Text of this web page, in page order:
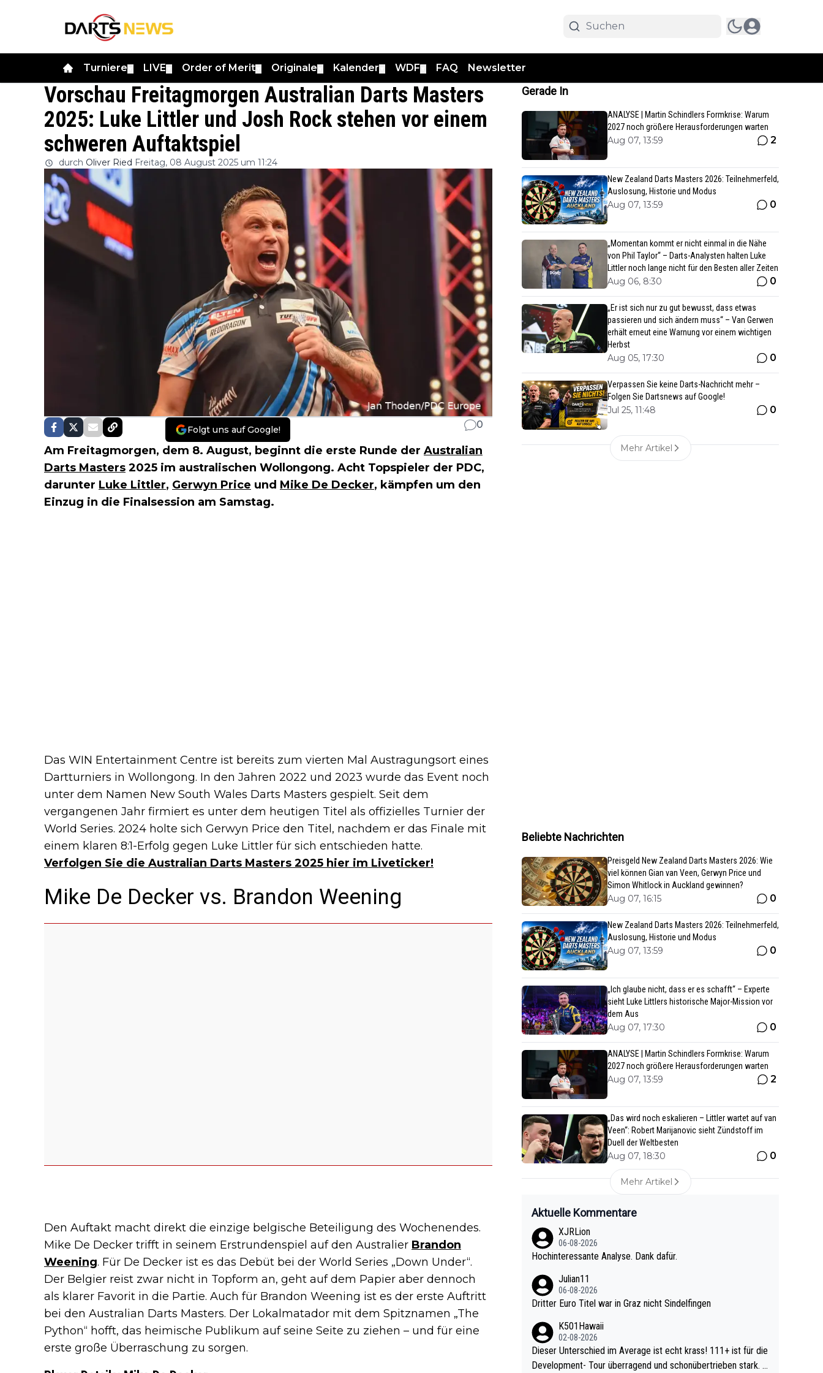
Turniere LIVE Order of Merit Originale Kalender WDF FAQ Newsletter
Vorschau Freitagmorgen Australian Darts Masters
2025: Luke Littler und Josh Rock stehen vor einem
schweren Auftaktspiel
durch Oliver Ried Freitag, 08 August 2025 um 11:24
Folgt uns auf Google! 0
Am Freitagmorgen, dem 8. August, beginnt die erste Runde der Australian
Darts Masters 2025 im australischen Wollongong. Acht Topspieler der PDC,
darunter Luke Littler, Gerwyn Price und Mike De Decker, kämpfen um den
Einzug in die Finalsession am Samstag.
Das WIN Entertainment Centre ist bereits zum vierten Mal Austragungsort eines
Dartturniers in Wollongong. In den Jahren 2022 und 2023 wurde das Event noch
unter dem Namen New South Wales Darts Masters gespielt. Seit dem
vergangenen Jahr firmiert es unter dem heutigen Titel als offizielles Turnier der
World Series. 2024 holte sich Gerwyn Price den Titel, nachdem er das Finale mit
einem klaren 8:1-Erfolg gegen Luke Littler für sich entschieden hatte.
Verfolgen Sie die Australian Darts Masters 2025 hier im Liveticker!
Mike De Decker vs. Brandon Weening
Den Auftakt macht direkt die einzige belgische Beteiligung des Wochenendes.
Mike De Decker trifft in seinem Erstrundenspiel auf den Australier Brandon
Weening. Für De Decker ist es das Debüt bei der World Series „Down Under“.
Der Belgier reist zwar nicht in Topform an, geht auf dem Papier aber dennoch
als klarer Favorit in die Partie. Auch für Brandon Weening ist es der erste Auftritt
bei den Australian Darts Masters. Der Lokalmatador mit dem Spitznamen „The
Python“ hofft, das heimische Publikum auf seine Seite zu ziehen – und für eine
erste große Überraschung zu sorgen.
Gerade In
ANALYSE | Martin Schindlers Formkrise: Warum
2027 noch größere Herausforderungen warten
Aug 07, 13:59 2
New Zealand Darts Masters 2026: Teilnehmerfeld,
Auslosung, Historie und Modus
Aug 07, 13:59 0
„Momentan kommt er nicht einmal in die Nähe
von Phil Taylor“ – Darts-Analysten halten Luke
Littler noch lange nicht für den Besten aller Zeiten
Aug 06, 8:30 0
„Er ist sich nur zu gut bewusst, dass etwas
passieren und sich ändern muss“ – Van Gerwen
erhält erneut eine Warnung vor einem wichtigen
Herbst
Aug 05, 17:30 0
Verpassen Sie keine Darts-Nachricht mehr –
Folgen Sie Dartsnews auf Google!
Jul 25, 11:48 0
Mehr Artikel
Beliebte Nachrichten
Preisgeld New Zealand Darts Masters 2026: Wie
viel können Gian van Veen, Gerwyn Price und
Simon Whitlock in Auckland gewinnen?
Aug 07, 16:15 0
New Zealand Darts Masters 2026: Teilnehmerfeld,
Auslosung, Historie und Modus
Aug 07, 13:59 0
„Ich glaube nicht, dass er es schafft“ – Experte
sieht Luke Littlers historische Major-Mission vor
dem Aus
Aug 07, 17:30 0
ANALYSE | Martin Schindlers Formkrise: Warum
2027 noch größere Herausforderungen warten
Aug 07, 13:59 2
„Das wird noch eskalieren – Littler wartet auf van
Veen“: Robert Marijanovic sieht Zündstoff im
Duell der Weltbesten
Aug 07, 18:30 0
Mehr Artikel
Aktuelle Kommentare
XJRLion
06-08-2026
Hochinteressante Analyse. Dank dafür.
Julian11
06-08-2026
Dritter Euro Titel war in Graz nicht Sindelfingen
K501Hawaii
02-08-2026
Dieser Unterschied im Average ist echt krass! 111+ ist für die
Development- Tour überragend und schonübertrieben stark. U